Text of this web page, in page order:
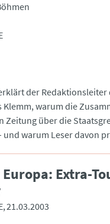
der Redaktionsleiter
Klemm, warum die
Zeitung über die
warum Leser davon
Extra-
21.03.2003